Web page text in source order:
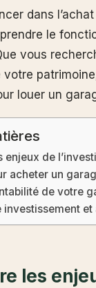
dans
le
vous
louer un
enjeux de
acheter un
de votre
investissement
les